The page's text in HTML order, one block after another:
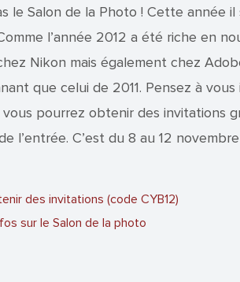
le Salon de la Photo ! Cette année
l’année 2012 a été riche en
Nikon mais également chez
que celui de 2011. Pensez à
vous pourrez obtenir des invitations
l’entrée. C’est du 8 au 12
des invitations (code CYB12)
sur le Salon de la photo